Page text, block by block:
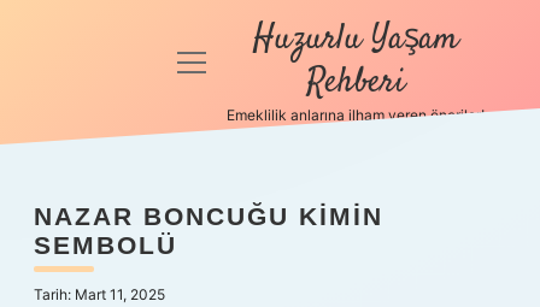
Anasayfa
Politikası
Yasal Uyarı
menüyü
Huzurlu Yaşam
Rehberi
Emeklilik anlarına ilham veren öneriler!
NAZAR BONCUĞU KIMIN
SEMBOLÜ
Tarih: Mart 11, 2025